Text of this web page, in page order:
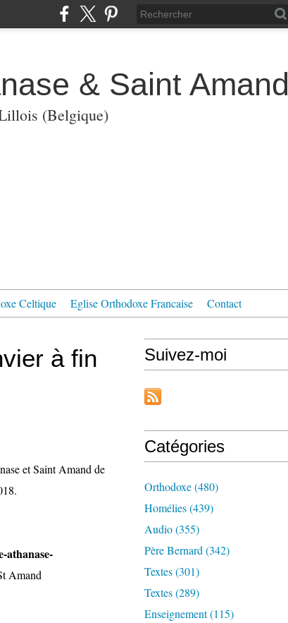
& Saint Amand
(Belgique)
Celtique Eglise Orthodoxe Francaise Contact
à fin
et Saint Amand de
athanase-
Amand
Suivez-moi
Catégories
Orthodoxe (480)
Homélies (439)
Audio (355)
Père Bernard (342)
Textes (301)
Textes (289)
Enseignement (115)